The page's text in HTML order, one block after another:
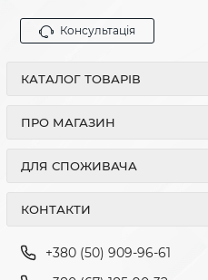
Консультація
КАТАЛОГ ТОВАРІВ
ПРО МАГАЗИН
ДЛЯ СПОЖИВАЧА
КОНТАКТИ
+380 (50) 909-96-61